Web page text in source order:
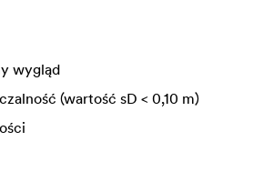
wygląd
(wartość sD < 0,10 m)